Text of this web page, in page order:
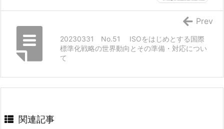
20230331 No.51 ISOをはじめとする国際
標準化戦略の世界動向とその準備・対応につい
て
Prev
関連記事